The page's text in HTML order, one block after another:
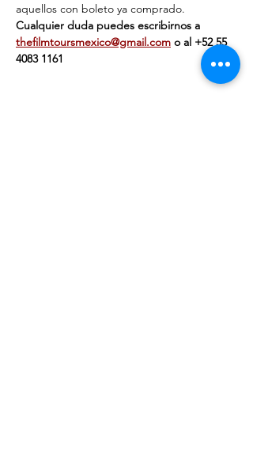
aquellos con boleto ya comprado.
Cualquier duda puedes escribirnos a
thefilmtoursmexico@gmail.com o al ‭+‭52 55
4083 1161‬